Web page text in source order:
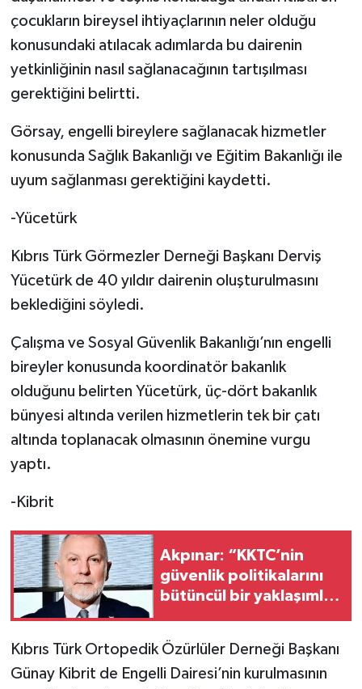
çocukların bireysel ihtiyaçlarının neler olduğu
konusundaki atılacak adımlarda bu dairenin
yetkinliğinin nasıl sağlanacağının tartışılması
gerektiğini belirtti.
Görsay, engelli bireylere sağlanacak hizmetler
konusunda Sağlık Bakanlığı ve Eğitim Bakanlığı ile
uyum sağlanması gerektiğini kaydetti.
-Yücetürk
Kıbrıs Türk Görmezler Derneği Başkanı Derviş
Yücetürk de 40 yıldır dairenin oluşturulmasını
beklediğini söyledi.
Çalışma ve Sosyal Güvenlik Bakanlığı’nın engelli
bireyler konusunda koordinatör bakanlık
olduğunu belirten Yücetürk, üç-dört bakanlık
bünyesi altında verilen hizmetlerin tek bir çatı
altında toplanacak olmasının önemine vurgu
yaptı.
-Kibrit
Akpınar: “KKTC’nin
güvenlik politikalarını
bütüncül bir yaklaşımla
değerlendirmesi
gerekiyor”
Kıbrıs Türk Ortopedik Özürlüler Derneği Başkanı
Günay Kibrit de Engelli Dairesi’nin kurulmasının